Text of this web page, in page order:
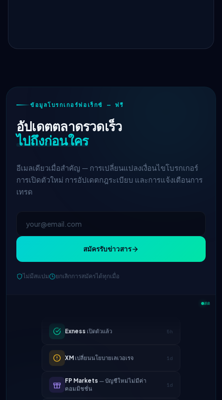
ข้อมูลโบรกเกอร์ฟอเร็กซ์ — ฟรี
อัปเดตตลาดรวดเร็ว
ไปถึงก่อนใคร
อีเมลเดียวเมื่อสำคัญ — การเปลี่ยนแปลงเงื่อนไขโบรกเกอร์
การเปิดตัวใหม่ การอัปเดตกฎระเบียบ และการแจ้งเตือนการ
เทรด
สมัครรับข่าวสาร
ไม่มีสแปม ยกเลิกการสมัครได้ทุกเมื่อ
สด
IC Marketsลดสเปรด EUR/USD → 0.1
XMเปลี่ยนนโยบายเลเวอเรจ 1d
FP Markets— บัญชีใหม่ไม่มีค่า
1d
AvaTrade 3d